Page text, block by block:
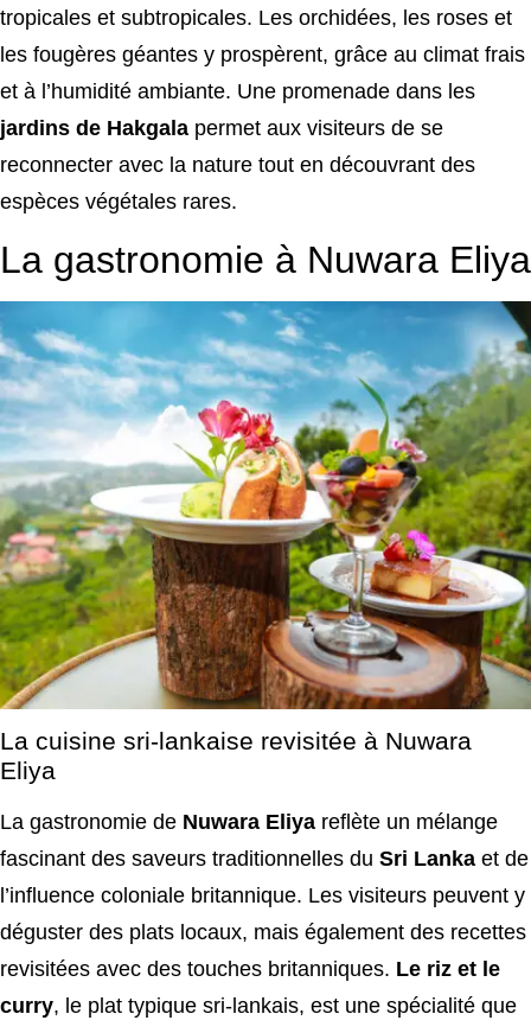
tropicales et subtropicales. Les orchidées, les roses et
les fougères géantes y prospèrent, grâce au climat frais
et à l’humidité ambiante. Une promenade dans les
jardins de Hakgala permet aux visiteurs de se
reconnecter avec la nature tout en découvrant des
espèces végétales rares.
La gastronomie à Nuwara Eliya
La cuisine sri-lankaise revisitée à Nuwara
Eliya
La gastronomie de Nuwara Eliya reflète un mélange
fascinant des saveurs traditionnelles du Sri Lanka et de
l’influence coloniale britannique. Les visiteurs peuvent y
déguster des plats locaux, mais également des recettes
revisitées avec des touches britanniques. Le riz et le
curry, le plat typique sri-lankais, est une spécialité que